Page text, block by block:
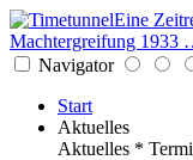
Eine
Machtergreifung 1933
Navigator
Start
Aktuelles
Aktuelles *